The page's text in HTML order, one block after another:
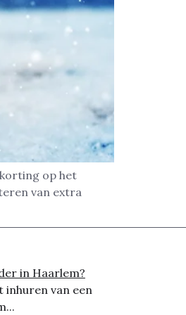
op het
van extra
in Haarlem?
inhuren van een